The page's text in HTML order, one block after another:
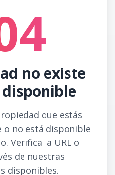
no existe
que estás
o no está disponible
Verifica la URL o
de nuestras
disponibles.